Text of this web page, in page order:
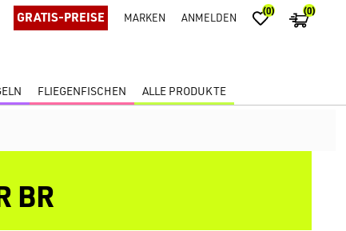
GRATIS-PREISE MARKEN ANMELDEN (0) (0)
FLIEGENFISCHEN ALLE PRODUKTE
BR